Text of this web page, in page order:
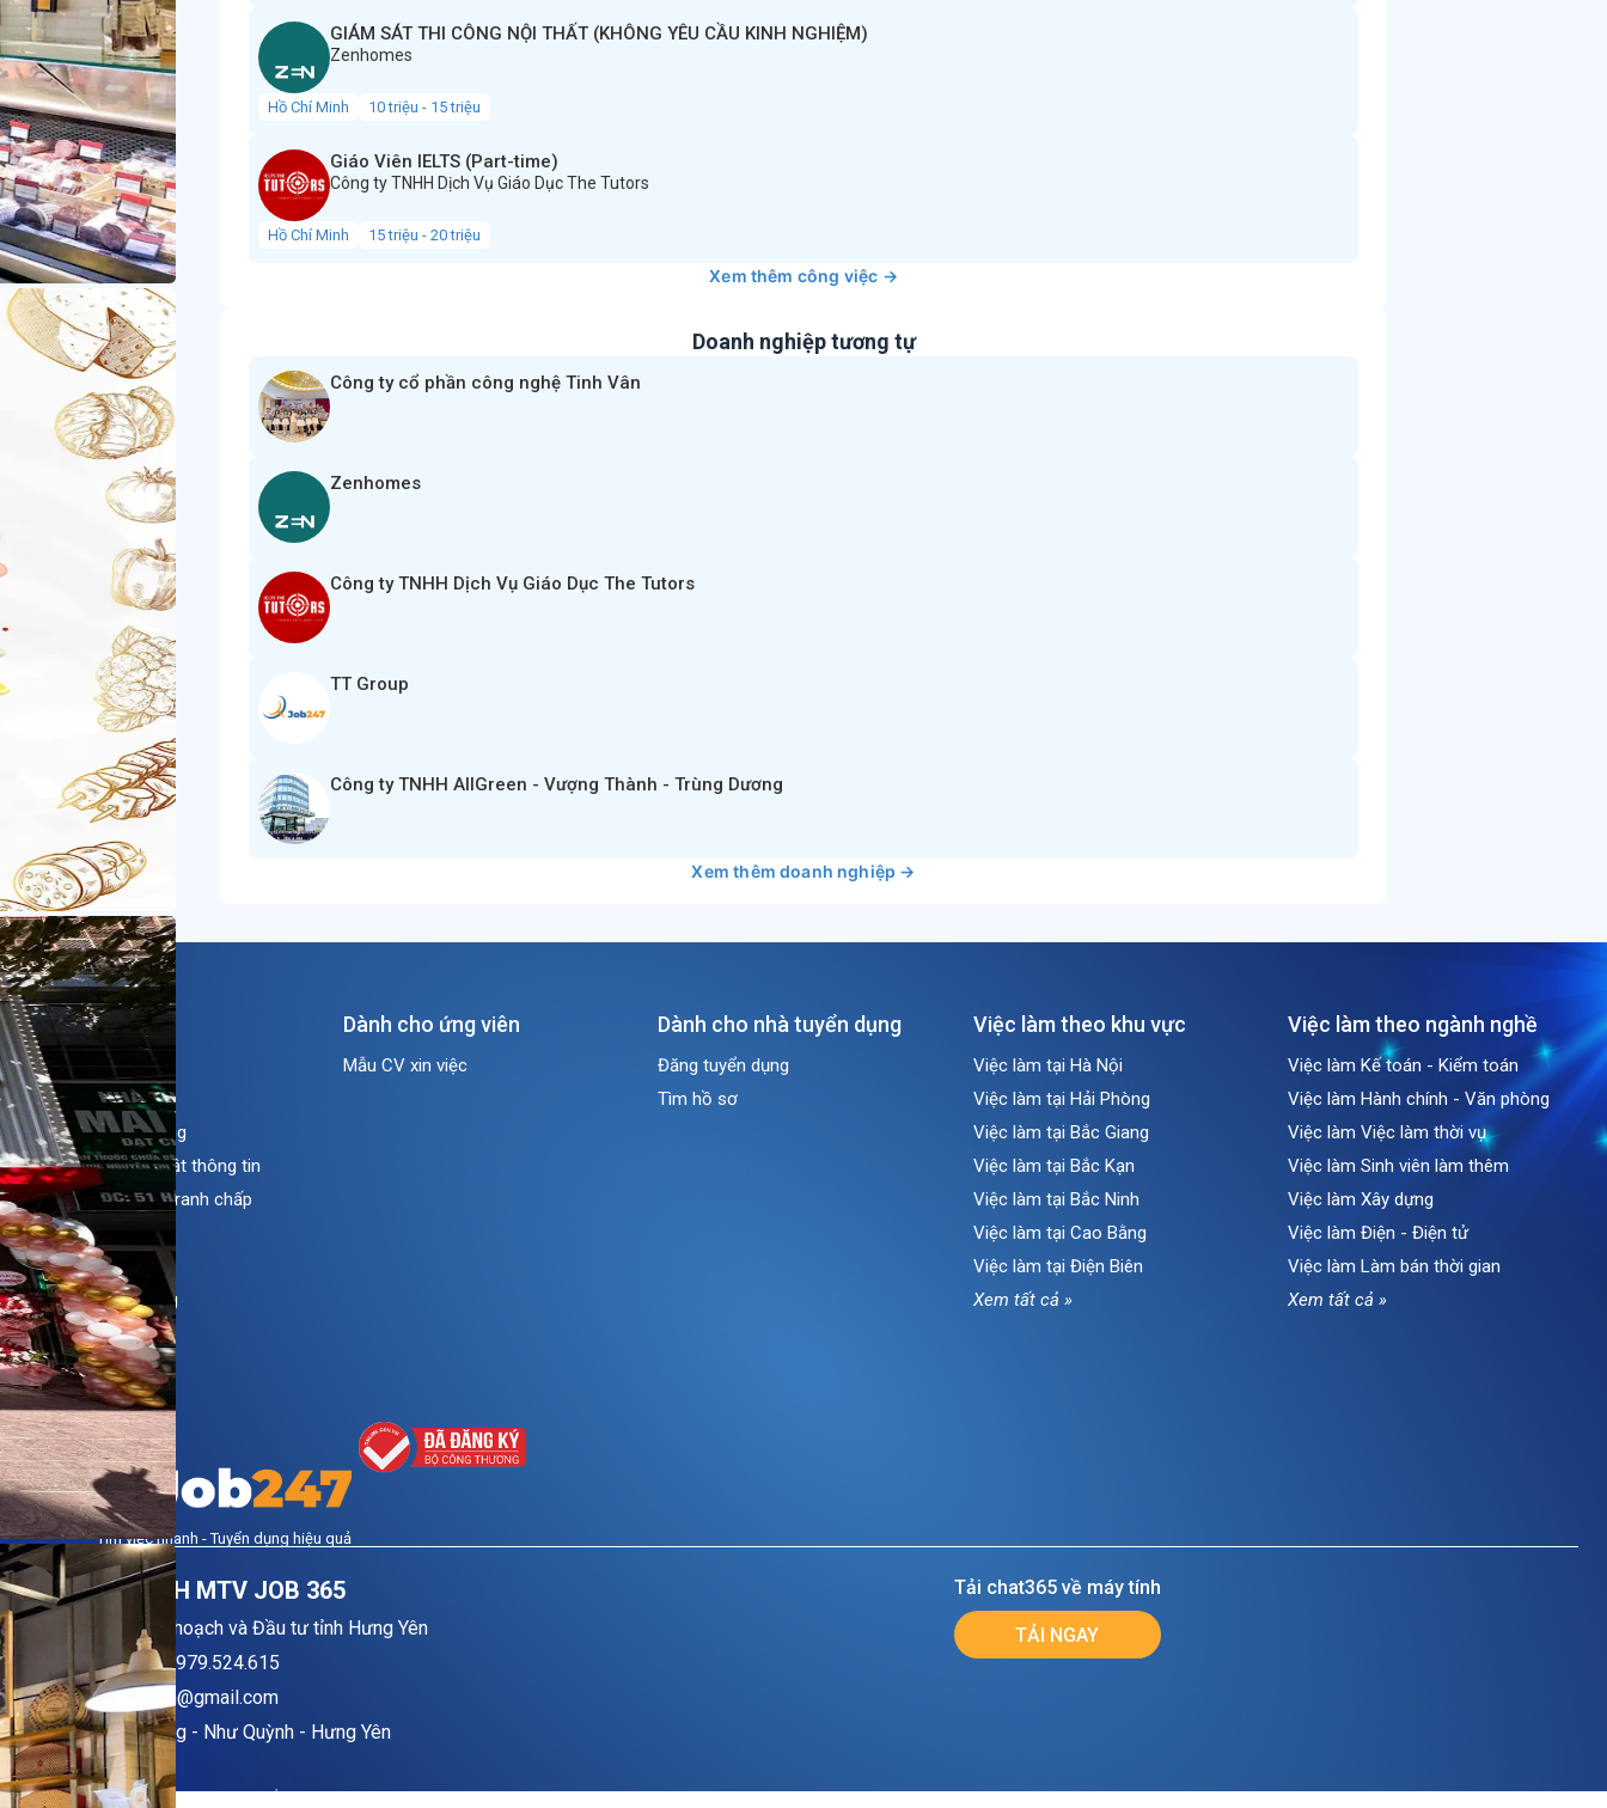
GIÁM SÁT THI CÔNG NỘI THẤT (KHÔNG YÊU CẦU KINH NGHIỆM)
Zenhomes
Hồ Chí Minh 10 triệu - 15 triệu
Giáo Viên IELTS (Part-time)
Công ty TNHH Dịch Vụ Giáo Dục The Tutors
Hồ Chí Minh 15 triệu - 20 triệu
Xem thêm công việc →
Doanh nghiệp tương tự
Công ty cổ phần công nghệ Tinh Vân
Zenhomes
Công ty TNHH Dịch Vụ Giáo Dục The Tutors
TT Group
Công ty TNHH AllGreen - Vượng Thành - Trùng Dương
Xem thêm doanh nghiệp →
Về Job247
Giới thiệu
Thông tin cần biết
Thỏa thuận sử dụng
Chính sách bảo mật thông tin
Cơ chế giải quyết tranh chấp
Bảng giá
Sơ đồ trang web
Quy chế hoạt động
Dành cho ứng viên
Mẫu CV xin việc
Dành cho nhà tuyển dụng
Đăng tuyển dụng
Tìm hồ sơ
Việc làm theo khu vực
Việc làm tại Hà Nội
Việc làm tại Hải Phòng
Việc làm tại Bắc Giang
Việc làm tại Bắc Kạn
Việc làm tại Bắc Ninh
Việc làm tại Cao Bằng
Việc làm tại Điện Biên
Xem tất cả »
Việc làm theo ngành nghề
Việc làm Kế toán - Kiểm toán
Việc làm Hành chính - Văn phòng
Việc làm Việc làm thời vụ
Việc làm Sinh viên làm thêm
Việc làm Xây dựng
Việc làm Điện - Điện tử
Việc làm Làm bán thời gian
Xem tất cả »
Tìm việc nhanh - Tuyển dụng hiệu quả
CÔNG TY TNHH MTV JOB 365
Nơi cấp: Sở Kế hoạch và Đầu tư tỉnh Hưng Yên
Số điện thoại: 0979.524.615
Email: job247vn@gmail.com
Địa chỉ: Thị Trung - Như Quỳnh - Hưng Yên
Tải chat365 về máy tính
TẢI NGAY